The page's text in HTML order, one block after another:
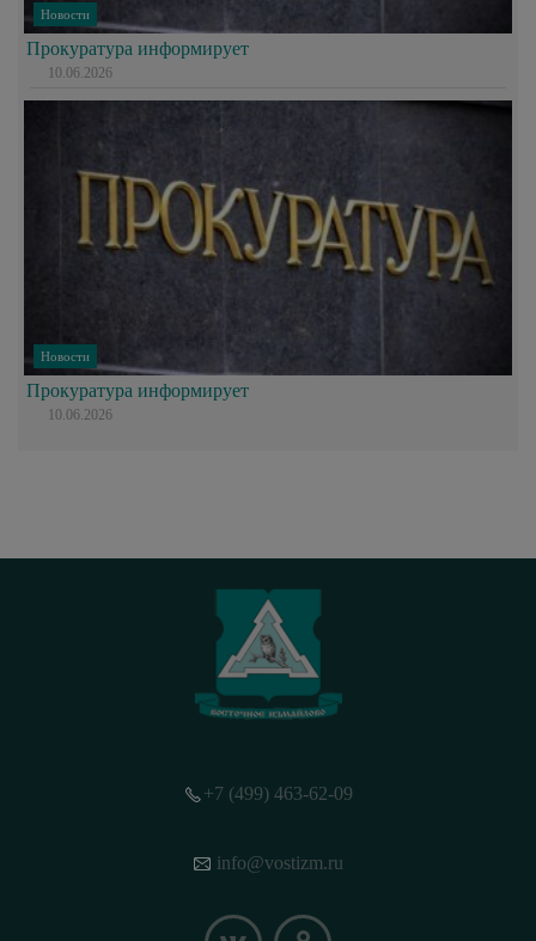
Новости
Прокуратура информирует
10.06.2026
Новости
Прокуратура информирует
10.06.2026
+7 (499) 463-62-09
info@vostizm.ru